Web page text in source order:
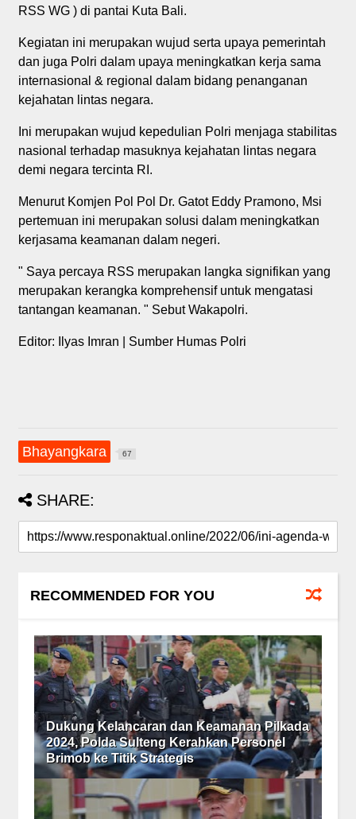
RSS WG ) di pantai Kuta Bali.
Kegiatan ini merupakan wujud serta upaya pemerintah
dan juga Polri dalam upaya meningkatkan kerja sama
internasional & regional dalam bidang penanganan
kejahatan lintas negara.
Ini merupakan wujud kepedulian Polri menjaga stabilitas
nasional terhadap masuknya kejahatan lintas negara
demi negara tercinta RI.
Menurut Komjen Pol Pol Dr. Gatot Eddy Pramono, Msi
pertemuan ini merupakan solusi dalam meningkatkan
kerjasama keamanan dalam negeri.
" Saya percaya RSS merupakan langka signifikan yang
merupakan kerangka komprehensif untuk mengatasi
tantangan keamanan. " Sebut Wakapolri.
Editor: Ilyas Imran | Sumber Humas Polri
Bhayangkara 67
SHARE:
RECOMMENDED FOR YOU
Dukung Kelancaran dan Keamanan Pilkada
2024, Polda Sulteng Kerahkan Personel
Brimob ke Titik Strategis